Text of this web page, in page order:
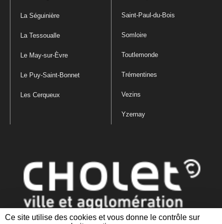
Ce site utilise des cookies et vous donne le contrôle sur
La Séguinière
La Tessoualle
Le May-sur-Èvre
Le Puy-Saint-Bonnet
Les Cerqueux
Saint-Paul-du-Bois
Somloire
Toutlemonde
Trémentines
Vezins
Yzernay